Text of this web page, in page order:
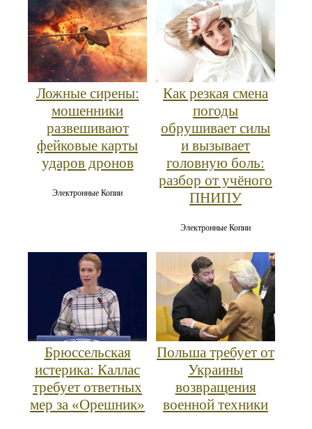
Ложные сирены:
мошенники
развешивают
фейковые карты
ударов дронов
Электронные Копии
Как резкая смена
погоды
обрушивает силы
и вызывает
головную боль:
разбор от учёного
ПНИПУ
Электронные Копии
Брюссельская
истерика: Каллас
требует ответных
мер за «Орешник»
Польша требует от
Украины
возвращения
военной техники